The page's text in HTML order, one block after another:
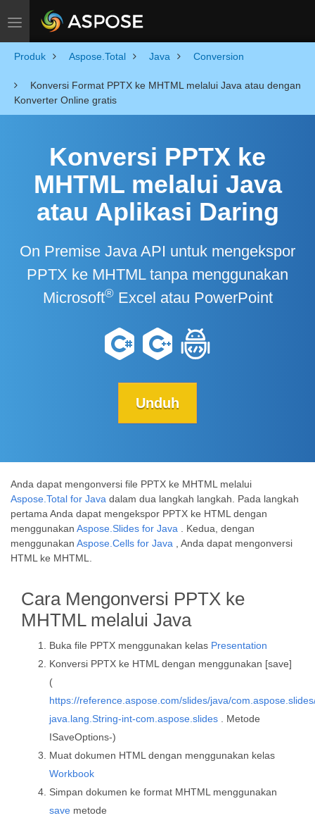
Toggle navigation
Produk Aspose.Total Java Conversion
Konversi Format PPTX ke MHTML melalui Java atau dengan
Konverter Online gratis
Konversi PPTX ke
MHTML melalui Java
atau Aplikasi Daring
On Premise Java API untuk mengekspor
PPTX ke MHTML tanpa menggunakan
Microsoft®Excel atau PowerPoint
Unduh
Anda dapat mengonversi file PPTX ke MHTML melalui
Aspose.Total for Java dalam dua langkah langkah. Pada langkah
pertama Anda dapat mengekspor PPTX ke HTML dengan
menggunakan Aspose.Slides for Java . Kedua, dengan
menggunakan Aspose.Cells for Java , Anda dapat mengonversi
HTML ke MHTML.
Cara Mengonversi PPTX ke
MHTML melalui Java
Buka file PPTX menggunakan kelas Presentation
Konversi PPTX ke HTML dengan menggunakan [save]
(
https://reference.aspose.com/slides/java/
java.lang.String-int-com.aspose.slides . Metode
ISaveOptions-)
Muat dokumen HTML dengan menggunakan kelas
Workbook
Simpan dokumen ke format MHTML menggunakan
save metode